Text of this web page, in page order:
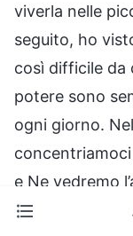
viverla nelle
seguito, ho
così difficile da
potere sono
ogni giorno.
concentriamoci
e Ne vedremo